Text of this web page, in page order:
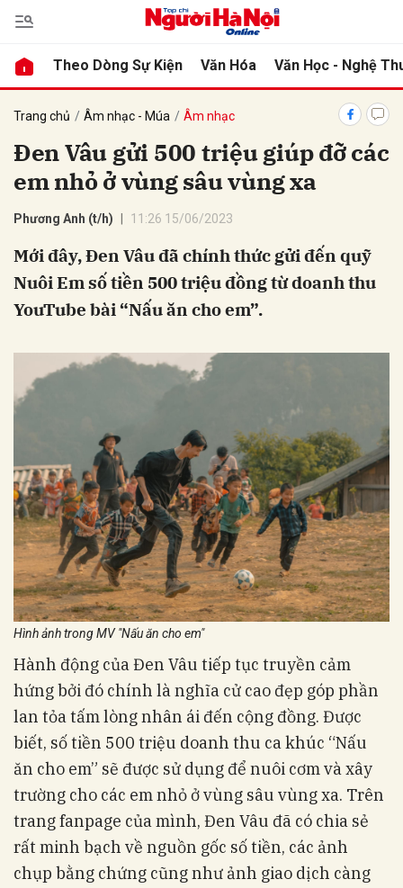
Theo Dòng Sự Kiện Văn Hóa Văn Học - Nghệ
Trang chủ Âm nhạc - Múa Âm nhạc
Đen Vâu gửi 500 triệu giúp đỡ các
em nhỏ ở vùng sâu vùng xa
Phương Anh (t/h) 11:26 15/06/2023
Mới đây, Đen Vâu đã chính thức gửi đến quỹ
Nuôi Em số tiền 500 triệu đồng từ doanh thu
YouTube bài “Nấu ăn cho em”.
Hình ảnh trong MV "Nấu ăn cho em"
Hành động của Đen Vâu tiếp tục truyền cảm
hứng bởi đó chính là nghĩa cử cao đẹp góp phần
lan tỏa tấm lòng nhân ái đến cộng đồng. Được
biết, số tiền 500 triệu doanh thu ca khúc “Nấu
ăn cho em” sẽ được sử dụng để nuôi cơm và xây
trường cho các em nhỏ ở vùng sâu vùng xa. Trên
trang fanpage của mình, Đen Vâu đã có chia sẻ
rất minh bạch về nguồn gốc số tiền, các ảnh
chụp bằng chứng cũng như ảnh giao dịch càng
luận